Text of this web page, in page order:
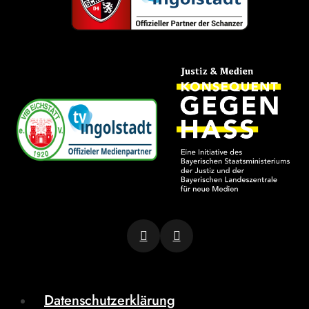
Datenschutzerklärung